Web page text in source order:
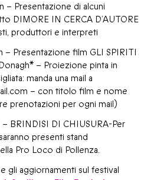
– Presentazione di alcuni
DIMORE IN CERCA D’AUTORE
produttori e interpreti
– Presentazione film GLI SPIRITI
– Proiezione pinta in
manda una mail a
– con titolo film e nome
prenotazioni per ogni mail)
BRINDISI DI CHIUSURA-Per
presenti stand
Pro Loco di Pollenza.
gli aggiornamenti sul festival